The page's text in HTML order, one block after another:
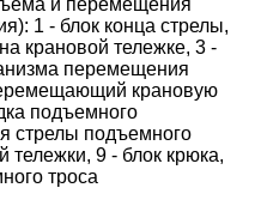
и перемещения
1 - блок конца стрелы,
крановой тележке, 3 -
перемещения
крановую
подъемного
стрелы подъемного
тележки, 9 - блок крюка,
троса